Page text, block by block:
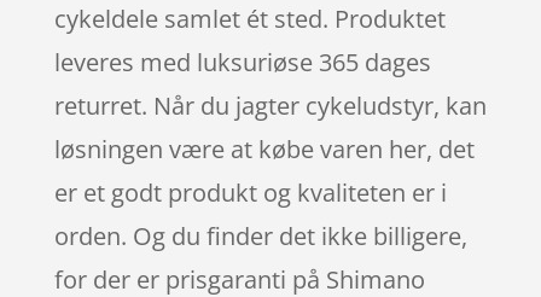
cykeldele samlet ét sted. Produktet
leveres med luksuriøse 365 dages
returret. Når du jagter cykeludstyr, kan
løsningen være at købe varen her, det
er et godt produkt og kvaliteten er i
orden. Og du finder det ikke billigere,
for der er prisgaranti på Shimano